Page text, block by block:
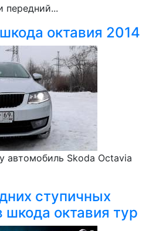
передний...
октавия 2014
автомобиль Skoda Octavia
ступичных
октавия тур